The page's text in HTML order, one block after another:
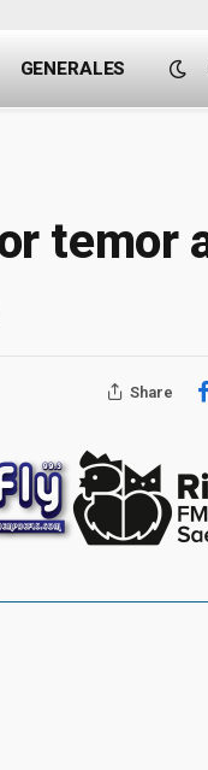
GENERALES
temor
Share